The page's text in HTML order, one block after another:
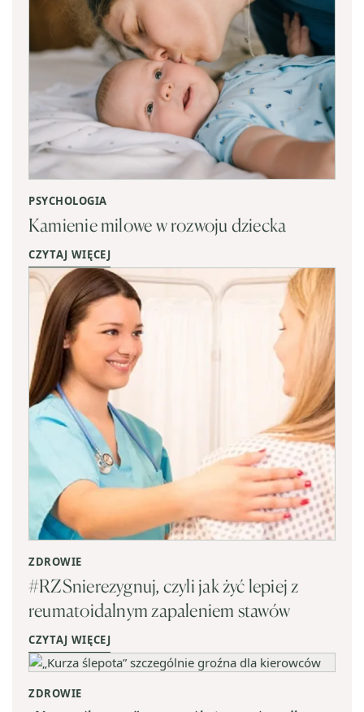
PSYCHOLOGIA
Kamienie milowe w rozwoju dziecka
CZYTAJ WIĘCEJ
ZDROWIE
#RZSnierezygnuj, czyli jak żyć lepiej z
reumatoidalnym zapaleniem stawów
CZYTAJ WIĘCEJ
ZDROWIE